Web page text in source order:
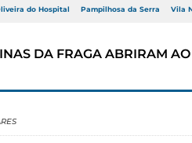
do Hospital Pampilhosa da Serra Vila
DA FRAGA ABRIRAM